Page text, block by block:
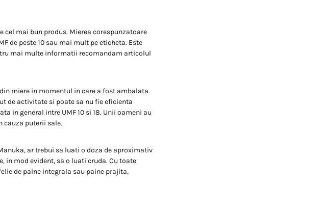
mai bun produs. Mierea corespunzatoare
de peste 10 sau mai mult pe eticheta. Este
mai multe informatii recomandam articolul
miere in momentul in care a fost ambalata.
de activitate si poate sa nu fie eficienta
in general intre UMF 10 si 18. Unii oameni au
cauza puterii sale.
ar trebui sa luati o doza de aproximativ
in mod evident, sa o luati cruda. Cu toate
de paine integrala sau paine prajita,